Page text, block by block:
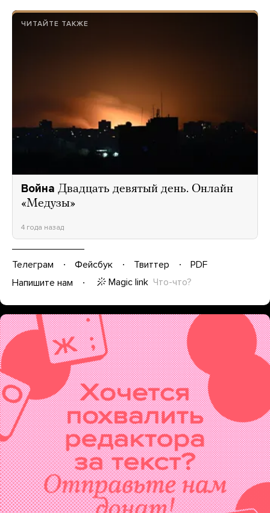
ЧИТАЙТЕ ТАКЖЕ
Война Двадцать девятый день. Онлайн
«Медузы»
4 года назад
Телеграм Фейсбук Твиттер
PDF
Напишите нам
Magic link Что-что?